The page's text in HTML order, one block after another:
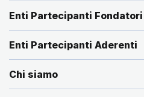
Enti Partecipanti Fondatori
Enti Partecipanti Aderenti
Chi siamo